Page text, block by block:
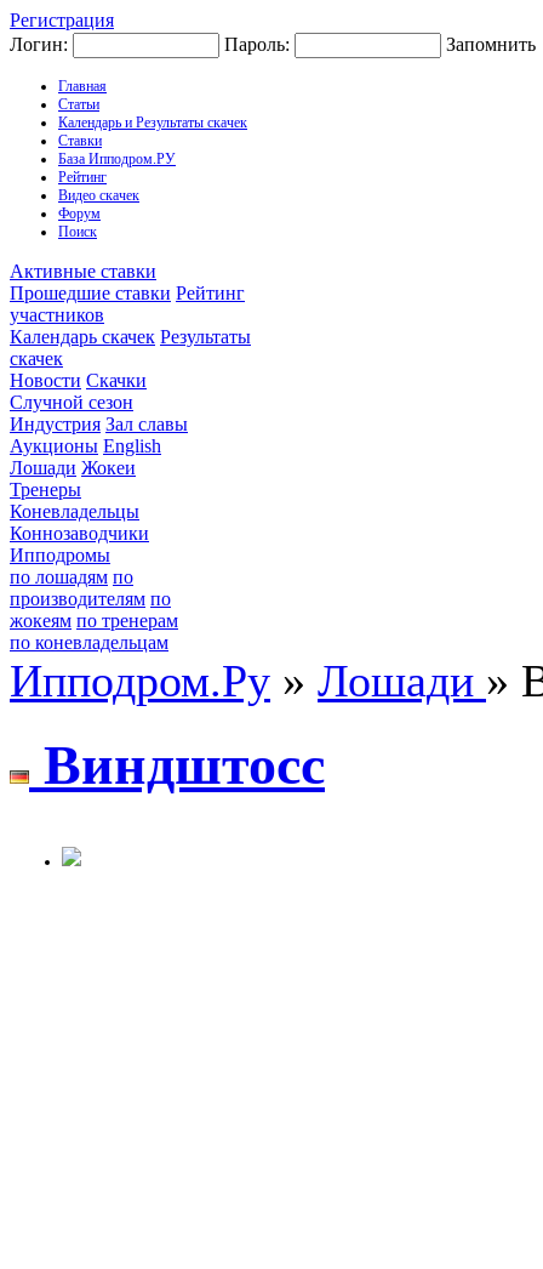
Регистрация
Логин:
Пароль: Запомнить
Главная
Статьи
Календарь и Результаты скачек
Ставки
База Ипподром.РУ
Рейтинг
Видео скачек
Форум
Поиск
Активные ставки
Прошедшие ставки Рейтинг
участников
Календарь скачек Результаты
скачек
Новости Скачки
Случной сезон
Индустрия Зал славы
Аукционы English
Лошади Жокеи
Тренеры
Коневладельцы
Коннозаводчики
Ипподромы
по лошадям по
производителям по
жокеям по тренерам
по коневладельцам
Ипподром.Ру » Лошади »
Виндштоcc